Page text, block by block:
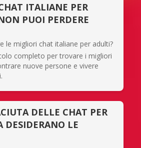
ITALIANE PER
PUOI PERDERE
le migliori chat italiane per adulti?
completo per trovare i migliori
nuove persone e vivere
DELLE CHAT PER
DESIDERANO LE